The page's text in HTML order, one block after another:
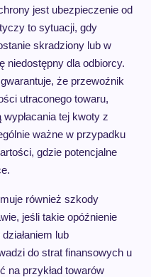
jest ubezpieczenie od
to sytuacji, gdy
skradziony lub w
niedostępny dla odbiorcy.
że przewoźnik
utraconego towaru,
tej kwoty z
ważne w przypadku
gdzie potencjalne
również szkody
jeśli takie opóźnienie
lub
do strat finansowych u
na przykład towarów